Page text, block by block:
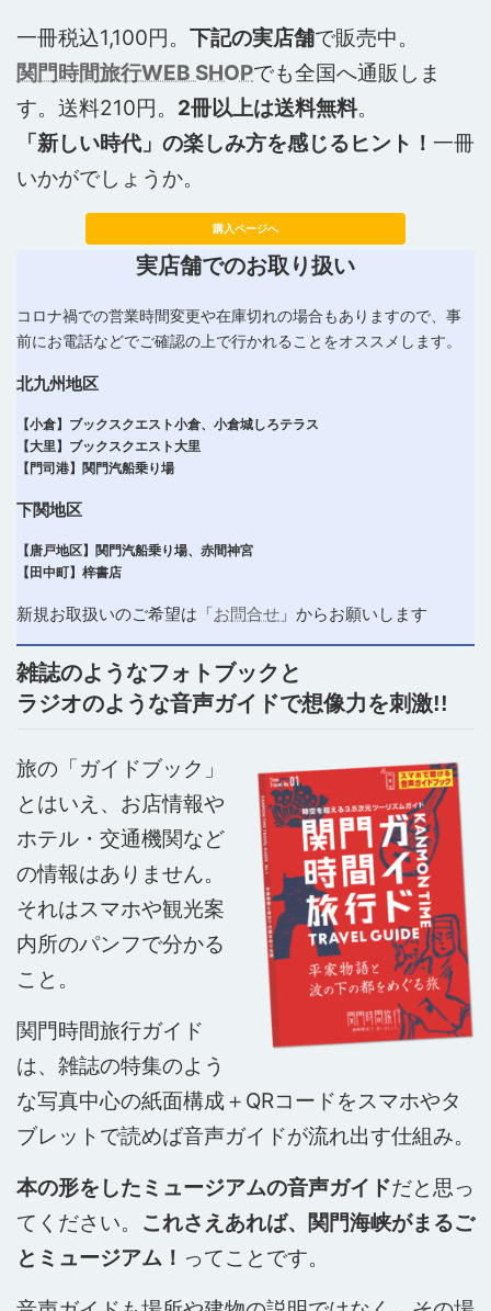
一冊税込1,100円。 下記の実店舗で販売中。
関門時間旅行WEB SHOPでも全国へ通販しま
す。送料210円。 2冊以上は送料無料。
「新しい時代」の楽しみ方を感じるヒント！ 一冊
いかがでしょうか。
購入ページへ
実店舗でのお取り扱い
コロナ禍での営業時間変更や在庫切れの場合もありますので、事
前にお電話などでご確認の上で行かれることをオススメします。
北九州地区
【小倉】ブックスクエスト小倉、小倉城しろテラス
【大里】ブックスクエスト大里
【門司港】関門汽船乗り場
下関地区
【唐戸地区】関門汽船乗り場、赤間神宮
【田中町】梓書店
新規お取扱いのご希望は「お問合せ 」からお願いします
雑誌のようなフォトブックと
ラジオのような音声ガイドで想像力を刺激!!
旅の「ガイドブック」
とはいえ、お店情報や
ホテル・交通機関など
の情報はありません。
それはスマホや観光案
内所のパンフで分かる
こと。
関門時間旅行ガイド
は、雑誌の特集のよう
な写真中心の紙面構成＋QRコードをスマホやタ
ブレットで読めば音声ガイドが流れ出す仕組み。
本の形をしたミュージアムの音声ガイドだと思っ
てください。 これさえあれば、関門海峡がまるご
とミュージアム！ ってことです。